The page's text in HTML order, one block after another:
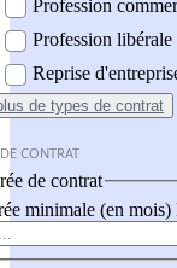
Profession
Profession libérale
Reprise
de types de contrat
CONTRAT
de contrat
minimale (en mois)